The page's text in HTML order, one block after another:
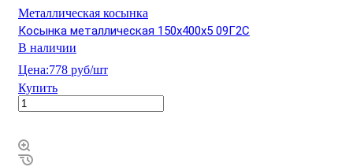
Металлическая косынка
Косынка металлическая 150х400х5 09Г2С
В наличии
Цена:778 руб/шт
Купить